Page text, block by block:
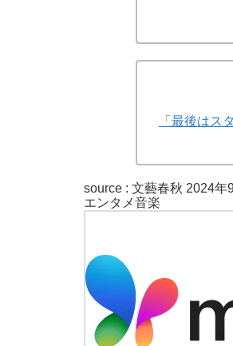
「最後は
source : 文藝春秋 2024年
エンタメ音楽